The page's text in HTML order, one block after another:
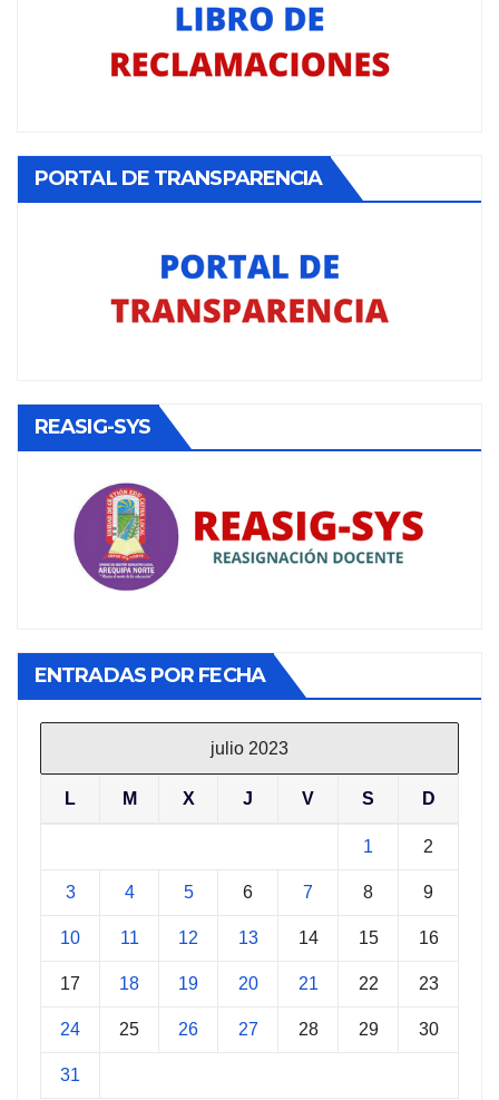
PORTAL DE TRANSPARENCIA
REASIG-SYS
ENTRADAS POR FECHA
julio 2023
L M X J V S D
1 2
3 4 5 6 7 8 9
10 11 12 13 14 15 16
17 18 19 20 21 22 23
24 25 26 27 28 29 30
31